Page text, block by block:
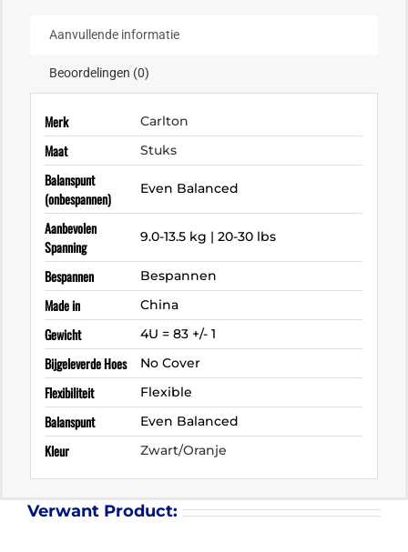
Aanvullende informatie
Beoordelingen (0)
Merk Carlton
Maat Stuks
Balanspunt
(onbespannen)
Even Balanced
Aanbevolen
Spanning
9.0-13.5 kg | 20-30 lbs
Bespannen Bespannen
Made in China
Gewicht 4U = 83 +/- 1
Bijgeleverde Hoes No Cover
Flexibiliteit Flexible
Balanspunt Even Balanced
Kleur Zwart/Oranje
Verwant Product: